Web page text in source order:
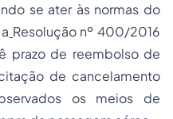
se ater às normas do
Resolução nº 400/2016
prazo de reembolso de
de cancelamento
os meios de